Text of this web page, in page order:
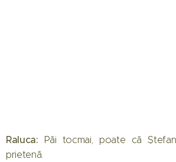
Raluca: Păi tocmai, poate că
prietenă.